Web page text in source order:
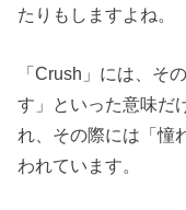
たりもしますよね。
「Crush」には、そ
す」といった意味だ
れ、その際には「憧
われています。